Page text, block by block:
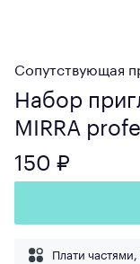
Сопутствующая
Набор
MIRRA
150 ₽
Плати